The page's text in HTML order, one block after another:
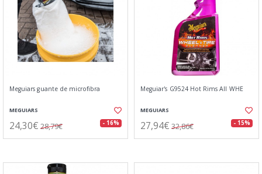
Meguiars guante de microfibra
MEGUIARS
24,30€ 28,79€ - 16%
Meguiar's G9524 Hot Rims All WHE
MEGUIARS
27,94€ 32,86€ - 15%